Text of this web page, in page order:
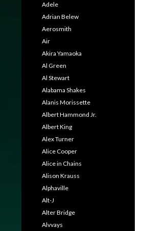
Adele
Adrian Belew
Aerosmith
Air
Akira Yamaoka
Al Green
Al Stewart
Alabama Shakes
Alanis Morissette
Albert Hammond Jr.
Albert King
Alex Turner
Alice Cooper
Alice in Chains
Alison Krauss
Alphaville
Alt-J
Alter Bridge
Alvvays